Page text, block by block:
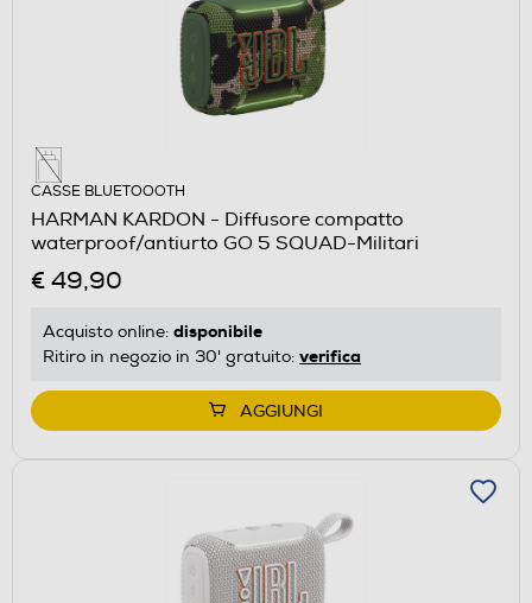
CASSE BLUETOOOTH
HARMAN KARDON - Diffusore compatto
waterproof/antiurto GO 5 SQUAD-Militari
€ 49,90
Acquisto online: disponibile
Ritiro in negozio in 30' gratuito: verifica
AGGIUNGI